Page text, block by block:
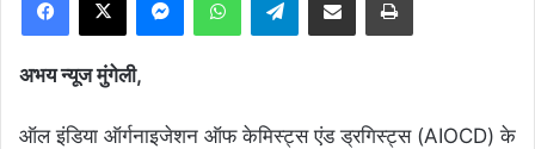
अभय न्यूज मुंगेली,
ऑल इंडिया ऑर्गनाइजेशन ऑफ केमिस्ट्स एंड ड्रगिस्ट्स (AIOCD) के